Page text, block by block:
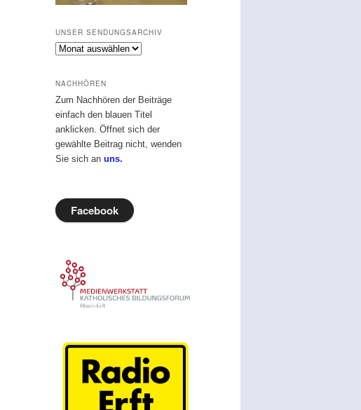
UNSER SENDUNGSARCHIV
Unser
NACHHÖREN
Zum Nachhören der Beiträge
einfach den blauen Titel
anklicken. Öffnet sich der
gewählte Beitrag nicht, wenden
Sie sich an uns.
Facebook